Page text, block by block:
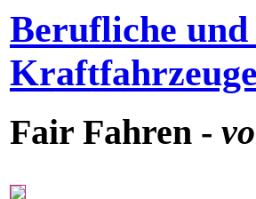
Berufliche
Fair Fahren -